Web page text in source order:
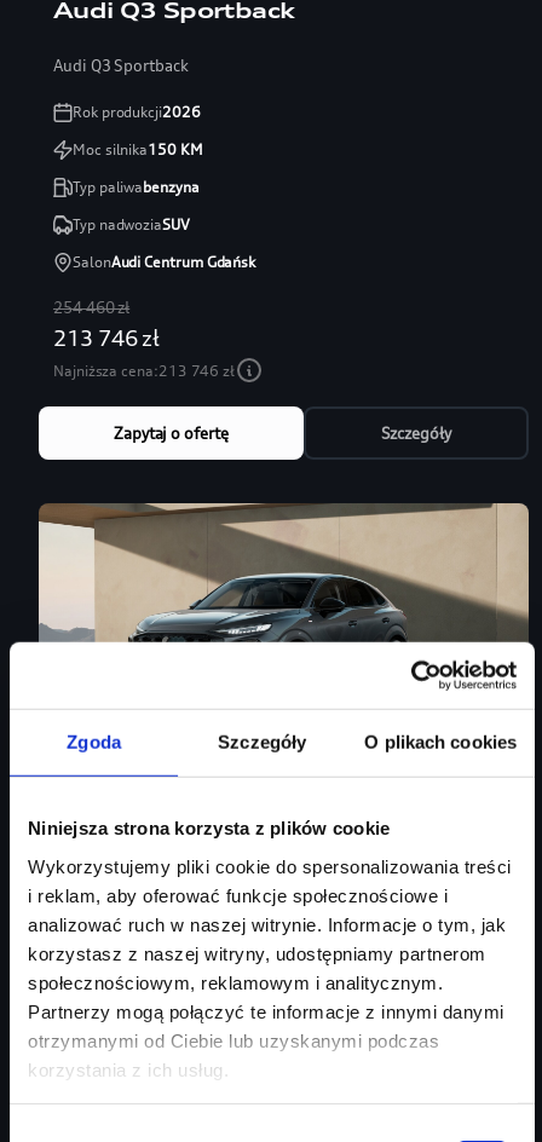
Zgoda Szczegóły O plikach cookies
Niniejsza strona korzysta z plików cookie
Wykorzystujemy pliki cookie do spersonalizowania treści
i reklam, aby oferować funkcje społecznościowe i
analizować ruch w naszej witrynie. Informacje o tym, jak
korzystasz z naszej witryny, udostępniamy partnerom
społecznościowym, reklamowym i analitycznym.
Partnerzy mogą połączyć te informacje z innymi danymi
otrzymanymi od Ciebie lub uzyskanymi podczas
korzystania z ich usług.
Audi Q3 Sportback
Audi Q3 Sportback
Rok produkcji2026
Moc silnika150KM
Typ paliwabenzyna
Typ nadwoziaSUV
SalonAudi Centrum Gdańsk
254 460 zł
213 746 zł
Najniższa cena:213 746 zł
Zapytaj o ofertę Szczegóły
Audi Q3 Sportback
Audi Q3 Sportback
Rok produkcji2026
Moc silnika 150KM
benzyna
Typ nadwoziaSUV
Salon Audi Centrum Gdańsk